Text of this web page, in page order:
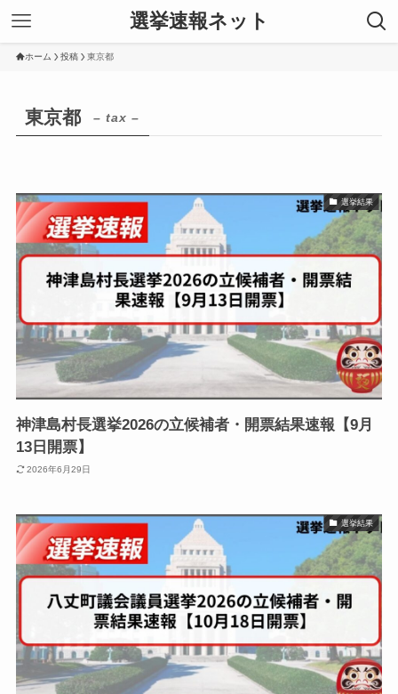
選挙速報ネット
ホーム 投稿 東京都
東京都 – tax –
選挙結果
神津島村長選挙2026の立候補者・開票結果速報【9月
13日開票】
2026年6月29日
選挙結果